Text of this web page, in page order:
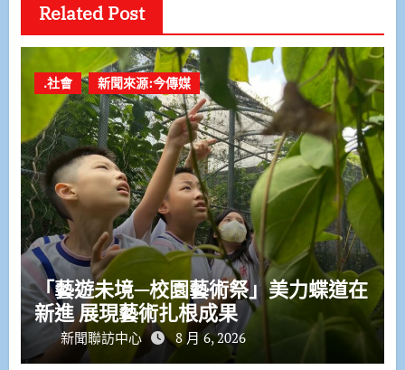
Related Post
.社會 新聞來源:今傳媒
「藝遊未境—校園藝術祭」美力蝶道在
新進 展現藝術扎根成果
新聞聯訪中心 8 月 6, 2026